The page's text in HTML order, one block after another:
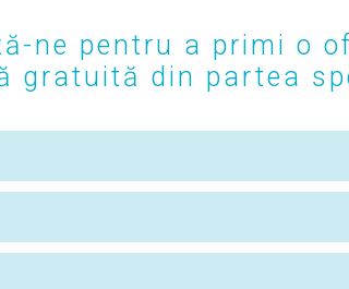
ne pentru a primi o
gratuită din partea